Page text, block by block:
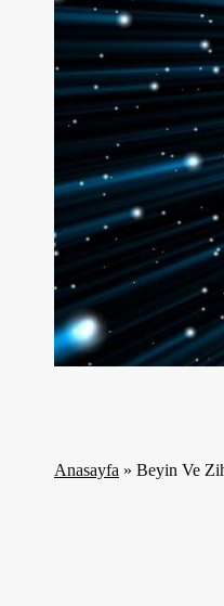
Anasayfa » Beyin Ve